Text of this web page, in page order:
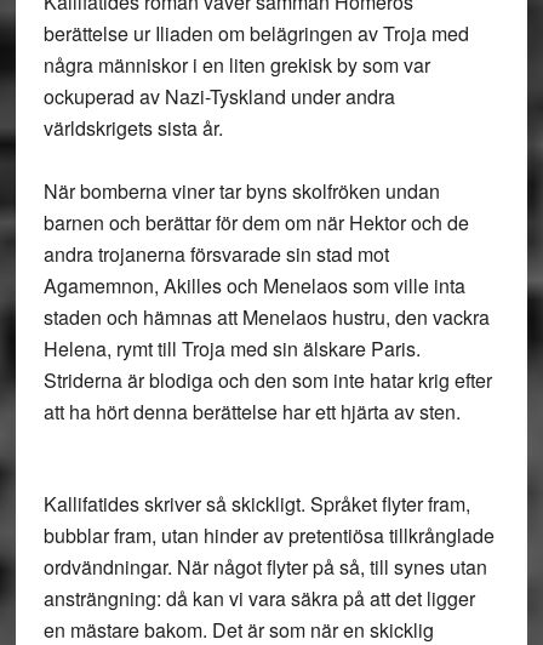
berättelse ur Iliaden om belägringen av Troja med
några människor i en liten grekisk by som var
ockuperad av Nazi-Tyskland under andra
världskrigets sista år.
När bomberna viner tar byns skolfröken undan
barnen och berättar för dem om när Hektor och de
andra trojanerna försvarade sin stad mot
Agamemnon, Akilles och Menelaos som ville inta
staden och hämnas att Menelaos hustru, den vackra
Helena, rymt till Troja med sin älskare Paris.
Striderna är blodiga och den som inte hatar krig efter
att ha hört denna berättelse har ett hjärta av sten.
Kallifatides skriver så skickligt. Språket flyter fram,
bubblar fram, utan hinder av pretentiösa tillkrånglade
ordvändningar. När något flyter på så, till synes utan
ansträngning: då kan vi vara säkra på att det ligger
en mästare bakom. Det är som när en skicklig